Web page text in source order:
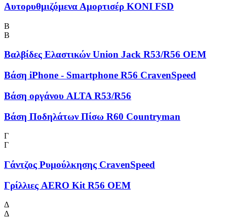
Αυτορυθμιζόμενα Αμορτισέρ KONI FSD
Β
Β
Βαλβίδες Ελαστικών Union Jack R53/R56 OEM
Βάση iPhone - Smartphone R56 CravenSpeed
Βάση οργάνου ALTA R53/R56
Βάση Ποδηλάτων Πίσω R60 Countryman
Γ
Γ
Γάντζος Ρυμούλκησης CravenSpeed
Γρίλλιες AERO Kit R56 OEM
Δ
Δ